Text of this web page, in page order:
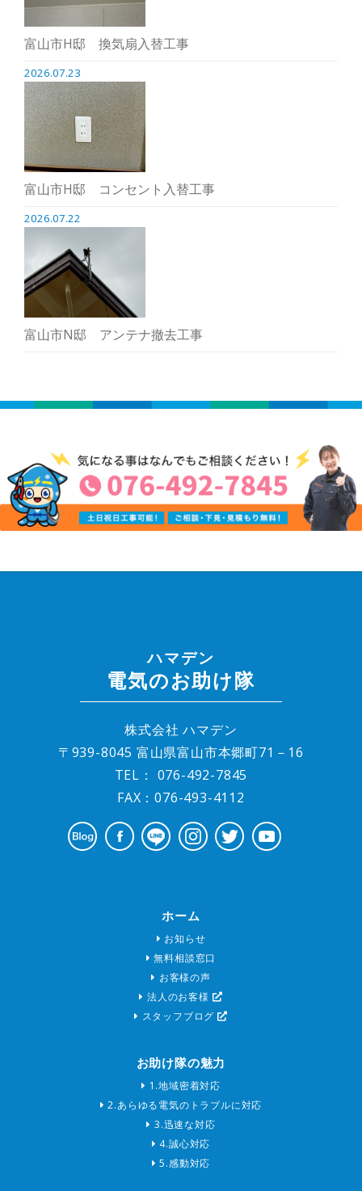
富山市H邸 換気扇入替工事
2026.07.23
富山市H邸 コンセント入替工事
2026.07.22
富山市N邸 アンテナ撤去工事
ハマデン
電気のお助け隊
株式会社 ハマデン
〒939-8045 富山県富山市本郷町71－16
TEL： 076-492-7845
FAX：076-493-4112
ホーム
お知らせ
無料相談窓口
お客様の声
法人のお客様
スタッフブログ
お助け隊の魅力
1.地域密着対応
2.あらゆる電気のトラブルに対応
3.迅速な対応
4.誠心対応
5.感動対応